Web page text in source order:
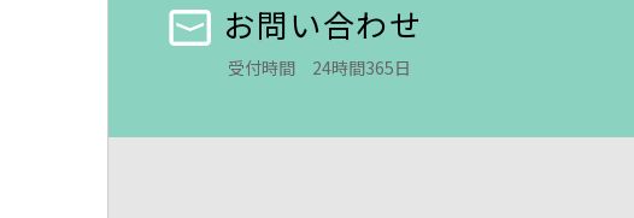
お問い合わせ
受付時間 24時間365日